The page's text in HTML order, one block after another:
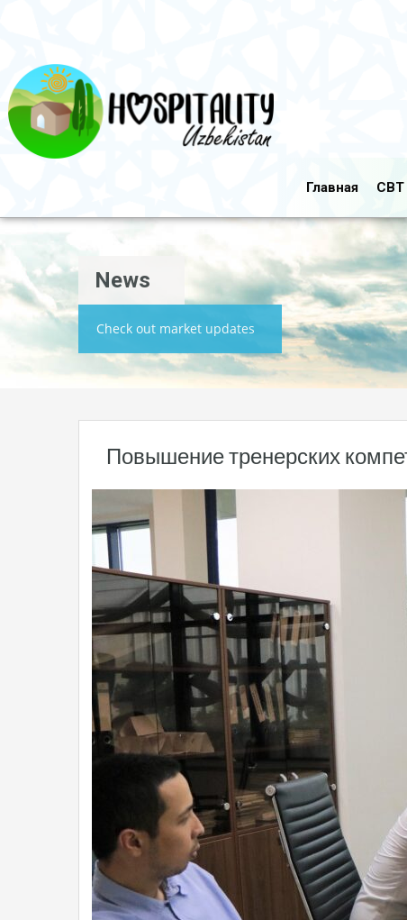
Главная
News
Check out market updates
Повышение тренерских